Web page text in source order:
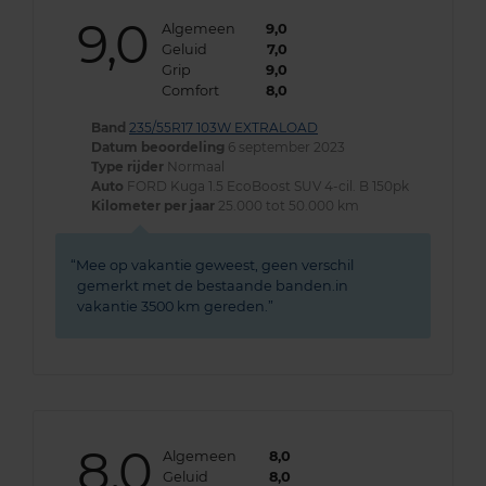
9,0 Algemeen
9,0
Geluid
7,0
Grip
9,0
Comfort
8,0
Band 235/55R17 103W EXTRALOAD
Datum beoordeling 6 september 2023
Type rijder Normaal
Auto FORD Kuga 1.5 EcoBoost SUV 4-cil. B 150pk
Kilometer per jaar 25.000 tot 50.000 km
Mee op vakantie geweest, geen verschil
gemerkt met de bestaande banden.in
vakantie 3500 km gereden.
8,0 Algemeen
8,0
Geluid
8,0